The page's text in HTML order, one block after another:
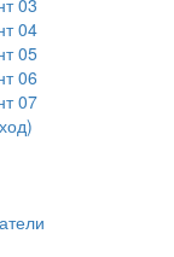
03
04
05
06
07